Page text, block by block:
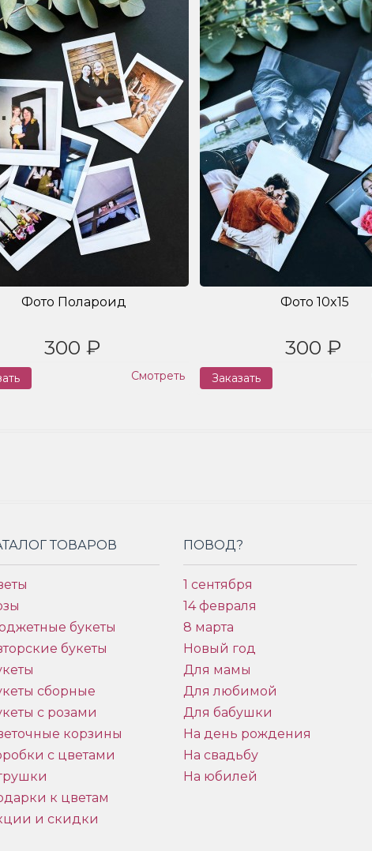
Фото Полароид
300 ₽
Смотреть
Фото 10x15
300 ₽
Заказать
ТОВАРОВ
букеты
букеты
сборные
с розами
корзины
с цветами
к цветам
и скидки
ПОВОД?
1 сентября
14 февраля
8 марта
Новый год
Для мамы
Для любимой
Для бабушки
На день рождения
На свадьбу
На юбилей